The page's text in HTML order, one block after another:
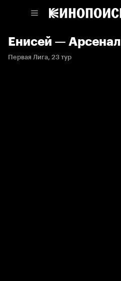
Енисей — Арсенал
Первая Лига, 23 тур